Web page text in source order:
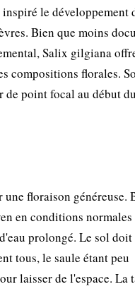
le développement
Bien que moins
Salix gilgiana
compositions florales.
de point focal au début du
floraison généreuse.
en conditions normales
prolongé. Le sol doit
tous, le saule étant peu
laisser de l'espace. La